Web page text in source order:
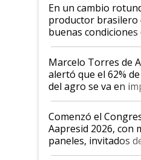
En un cambio
productor brasilero
buenas
argentino para
más motivados"
Marcelo Torres de
alertó que el 62%
del agro se va en
"No es bueno que
Argentina se sigan
las mismas cosas de
años"
Comenzó el
Aapresid 2026, con
paneles, invitados
todas las tendencias